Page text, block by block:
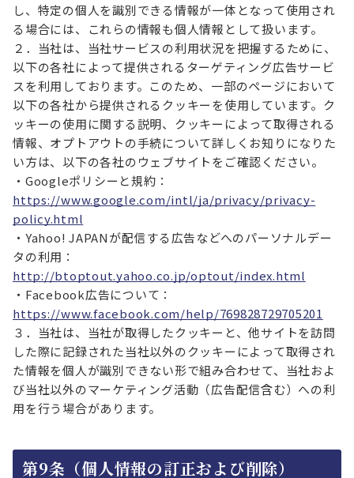
し、特定の個人を識別できる情報が一体となって使用され
る場合には、これらの情報も個人情報として扱います。
２．当社は、当社サービスの利用状況を把握するために、
以下の各社によって提供されるターゲティング広告サービ
スを利用しております。このため、一部のページにおいて
以下の各社から提供されるクッキーを使用しています。ク
ッキーの使用に関する説明、クッキーによって取得される
情報、オプトアウトの手続について詳しくお知りになりた
い方は、以下の各社のウェブサイトをご確認ください。
・Googleポリシーと規約：
https://www.google.com/intl/ja/privacy/privacy-
policy.html
・Yahoo! JAPANが配信する広告などへのパーソナルデー
タの利用：
http://btoptout.yahoo.co.jp/optout/index.html
・Facebook広告について：
https://www.facebook.com/help/769828729705201
３．当社は、当社が取得したクッキーと、他サイトを訪問
した際に記録された当社以外のクッキーによって取得され
た情報を個人が識別できない形で組み合わせて、当社およ
び当社以外のマーケティング活動（広告配信含む）への利
用を行う場合があります。
第9条（個人情報の訂正および削除）